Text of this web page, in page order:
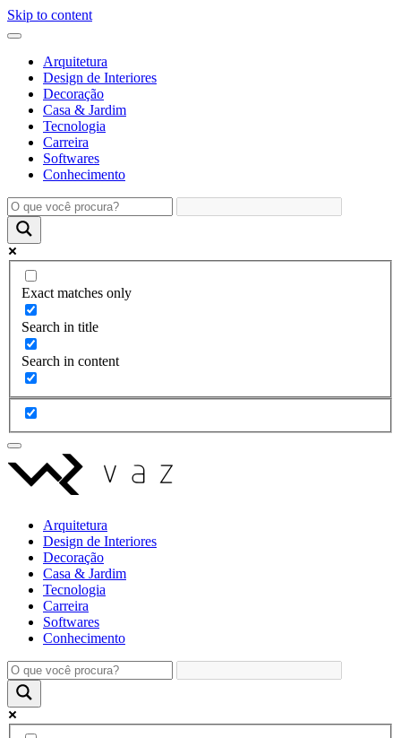
Skip to content
Arquitetura
Design de Interiores
Decoração
Casa & Jardim
Tecnologia
Carreira
Softwares
Conhecimento
Exact matches only
Search in title
Search in content
Arquitetura
Design de Interiores
Decoração
Casa & Jardim
Tecnologia
Carreira
Softwares
Conhecimento